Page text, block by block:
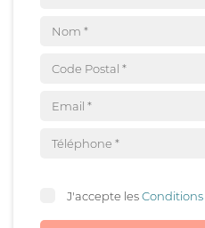
J'accepte les